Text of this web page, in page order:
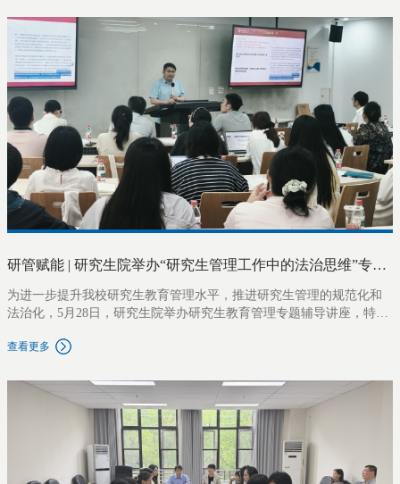
研管赋能 | 研究生院举办“研究生管理工作中的法治思维”专题辅导讲座
为进一步提升我校研究生教育管理水平，推进研究生管理的规范化和
法治化，5月28日，研究生院举办研究生教育管理专题辅导讲座，特邀
思维”的讲座。研究生院院长张海斌主持讲座，各研究生培养单位分管
任海涛教授围绕“法治思维”这一主线，系统阐述了正当程序、证据意识
与学术自治三项原则及其在研究生管理中的具体运用。结合近年国内
发生的几起典型涉研究生管理案件，任教授深入解读了不同案件所涉
及的管理风险、法律要点及其应对策略，并分别从招生、培养、学籍
管理和学位授予等维度对进一步提升研究生管理的专业化、规范化提
出建议。最后，任教授还结合新施行的《中华人民共和国学位法》，
查看更多